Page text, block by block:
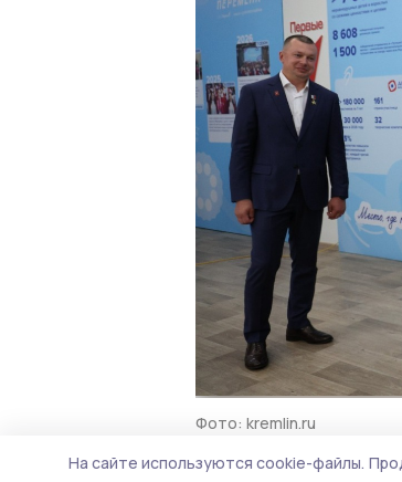
Фото: kremlin.ru
Главным призом
На сайте используются cookie-файлы.